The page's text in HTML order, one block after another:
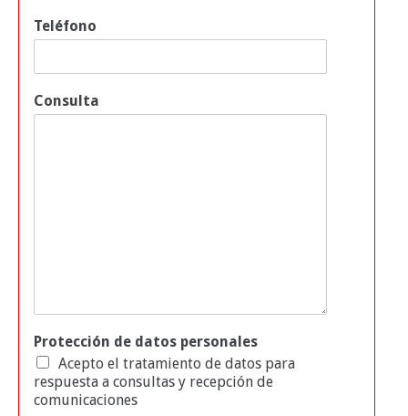
Teléfono
Consulta
Protección de datos personales
Acepto el tratamiento de datos para
respuesta a consultas y recepción de
comunicaciones